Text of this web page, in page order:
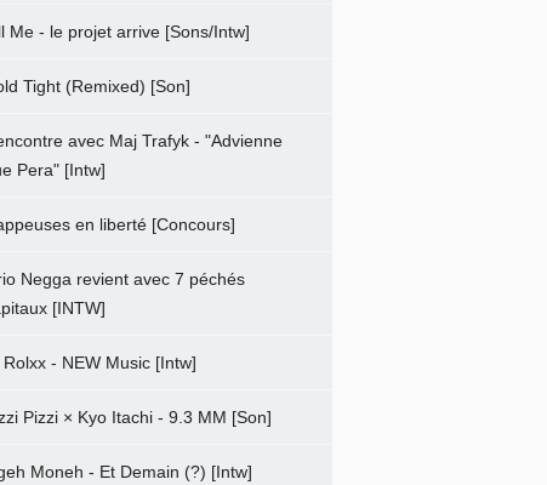
Me - le projet arrive [Sons/Intw]
Tight (Remixed) [Son]
avec Maj Trafyk - "Advienne
Pera" [Intw]
en liberté [Concours]
Negga revient avec 7 péchés
[INTW]
Rolxx - NEW Music [Intw]
Pizzi × Kyo Itachi - 9.3 MM [Son]
Moneh - Et Demain (?) [Intw]